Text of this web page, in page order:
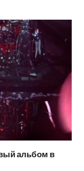
альбом в